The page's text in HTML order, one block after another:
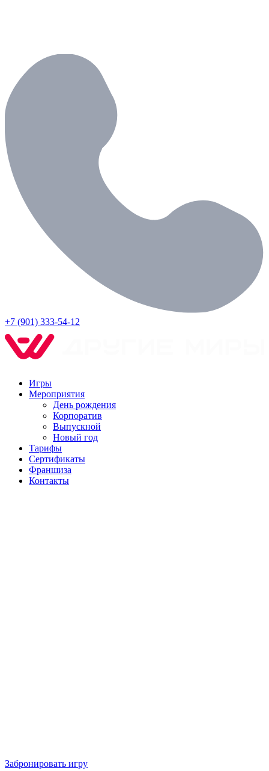
+7 (901) 333-54-12
Игры
Мероприятия
День рождения
Корпоратив
Выпускной
Новый год
Тарифы
Сертификаты
Франшиза
Контакты
Забронировать игру